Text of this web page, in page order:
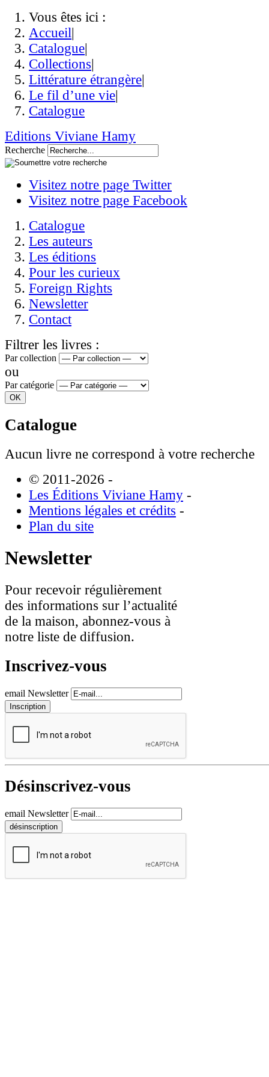
Vous êtes ici :
Accueil|
Catalogue|
Collections|
Littérature étrangère|
Le fil d’une vie|
Catalogue
Editions Viviane Hamy
Recherche
Visitez notre page Twitter
Visitez notre page Facebook
Catalogue
Les auteurs
Les éditions
Pour les curieux
Foreign Rights
Newsletter
Contact
Filtrer les livres :
Par collection
ou
Par catégorie
Catalogue
Aucun livre ne correspond à votre recherche
© 2011-2026 -
Les Éditions Viviane Hamy -
Mentions légales et crédits -
Plan du site
Newsletter
Pour recevoir régulièrement
des informations sur l’actualité
de la maison, abonnez-vous à
notre liste de diffusion.
Inscrivez-vous
email Newsletter
Désinscrivez-vous
email Newsletter